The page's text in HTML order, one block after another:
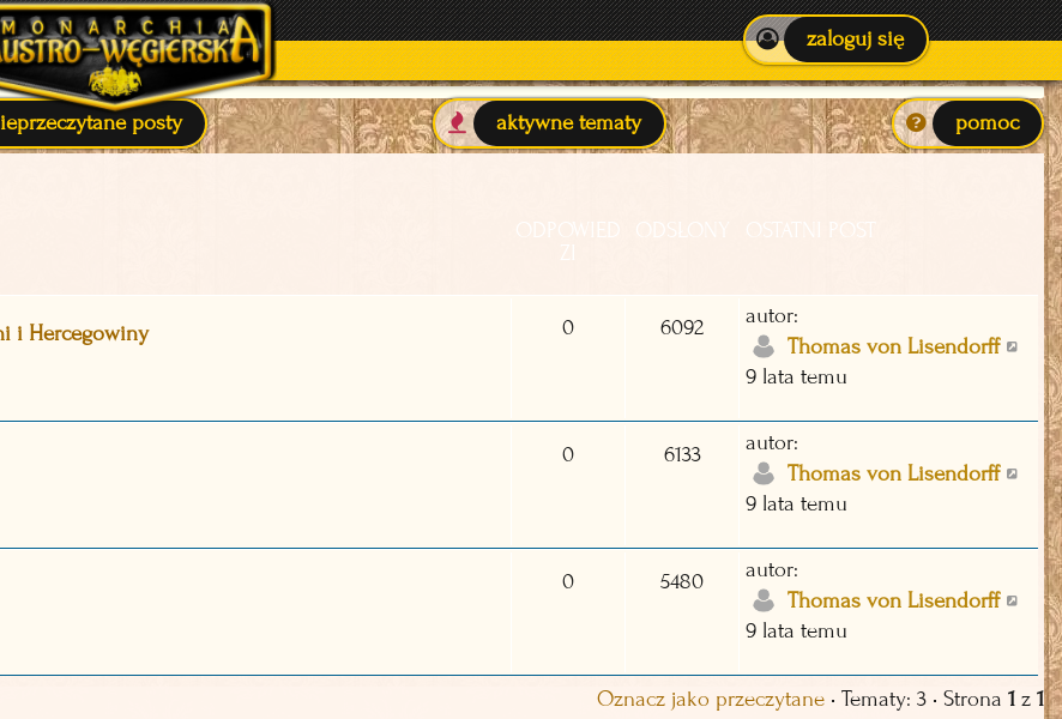
zaloguj się
posty aktywne tematy pomoc
ODPOWIED
ODSŁONY OSTATNI POST
i Hercegowiny
0 6092
autor:
Thomas von Lisendorff
9 lata temu
0 6133
autor:
Thomas von Lisendorff
9 lata temu
0 5480
autor:
Thomas von Lisendorff
9 lata temu
Oznacz jako przeczytane • Tematy: 3 • Strona 1 z 1